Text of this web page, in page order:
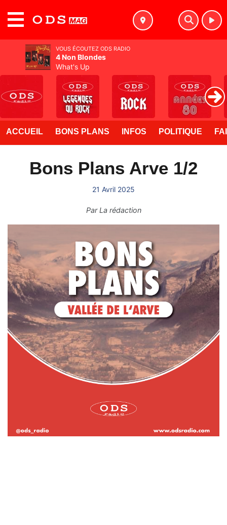
ACCUEIL BONS PLANS INFOS POLITIQUE
Bons Plans Arve 1/2
21 Avril 2025
ParLa rédaction
VOUS ÉCOUTEZ ODS RADIO
4 Non Blondes
What's Up